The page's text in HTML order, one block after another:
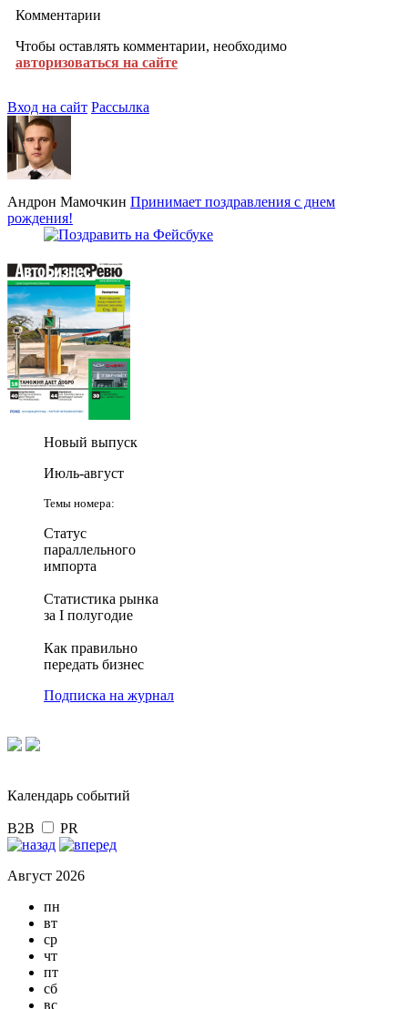
Комментарии
Чтобы оставлять комментарии, необходимо
авторизоваться на сайте
Вход на сайт Рассылка
Андрон Мамочкин Принимает поздравления с днем
рождения!
Новый выпуск
Июль-август
Темы номера:
Статус
параллельного
импорта
Статистика рынка
за I полугодие
Как правильно
передать бизнес
Подписка на журнал
Календарь событий
B2B PR
Август 2026
пн
вт
ср
чт
пт
сб
вс